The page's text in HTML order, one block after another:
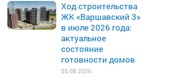
Ход строительства
ЖК «Варшавский 3»
в июле 2026 года:
актуальное
состояние
готовности домов
05.08.2026